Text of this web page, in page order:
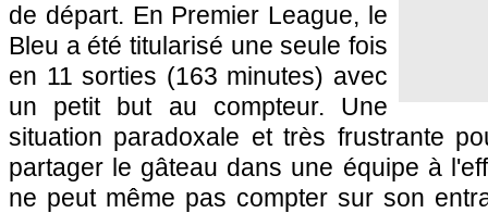
de départ. En Premier League, le
Bleu a été titularisé une seule fois
en 11 sorties (163 minutes) avec
un petit but au compteur. Une
situation paradoxale et très frustrante
partager le gâteau dans une équipe à
ne peut même pas compter sur son